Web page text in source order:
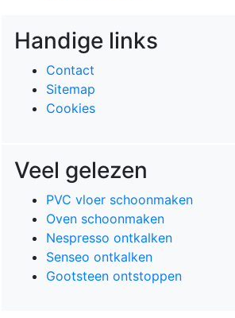
Handige links
Contact
Sitemap
Cookies
Veel gelezen
PVC vloer schoonmaken
Oven schoonmaken
Nespresso ontkalken
Senseo ontkalken
Gootsteen ontstoppen